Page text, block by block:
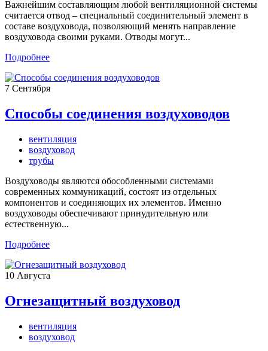
Важнейшим составляющим любой вентиляционной системы
считается отвод – специальный соединительный элемент в
составе воздуховода, позволяющий менять направление
воздуховода своими руками. Отводы могут...
Подробнее
7 Сентября
Способы соединения воздуховодов
вентиляция
воздуховод
трубы
Воздуховоды являются обособленными системами
современных коммуникаций, состоят из отдельных
компонентов и соединяющих их элементов. Именно
воздуховоды обеспечивают принудительную или
естественную...
Подробнее
10 Августа
Огнезащитный воздуховод
вентиляция
воздуховод